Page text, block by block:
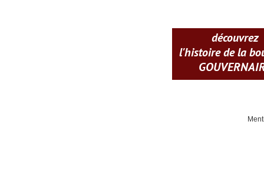
découvrez
l'histoire de la